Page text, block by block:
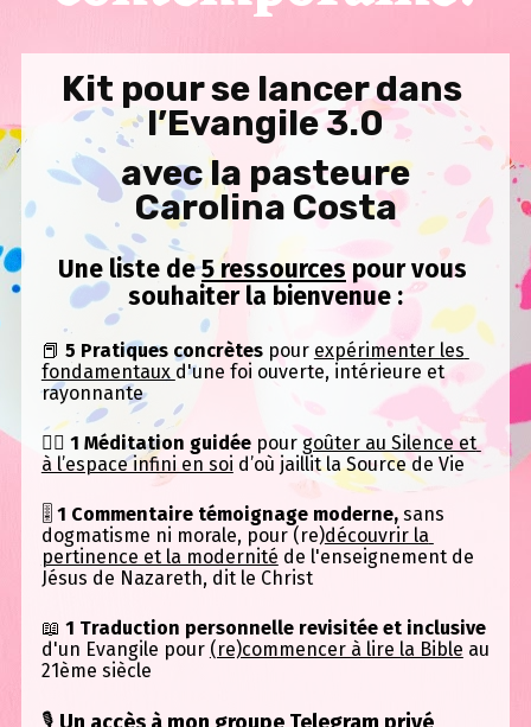
Kit pour se lancer dans
l’Evangile 3.0
avec la pasteure
Carolina Costa
Une liste de 5 ressources pour vous
souhaiter la bienvenue :
📕 5 Pratiques concrètes pour expérimenter les
fondamentaux d'une foi ouverte, intérieure et
rayonnante
🧎‍♀️ 1 Méditation guidée pour goûter au Silence et
à l’espace infini en soi d’où jaillit la Source de Vie
🎚 1 Commentaire témoignage moderne, sans
dogmatisme ni morale, pour (re)découvrir la
pertinence et la modernité de l'enseignement de
Jésus de Nazareth, dit le Christ
📖 1 Traduction personnelle revisitée et inclusive
d'un Evangile pour (re)commencer à lire la Bible au
21ème siècle
🎙
Un accès à mon groupe Telegram privé